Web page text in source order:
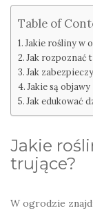
Table of
Jakie rośliny w
Jak rozpoznać
Jak
Jakie są
Jak edukować
Jakie
trujące?
W ogrodzie